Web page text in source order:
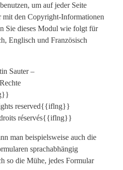
um auf jeder Seite
mit den Copyright-Informationen
Sie dieses Modul wie folgt für
Englisch und Französisch
Sauter –
reserved{{iflng}}
réservés{{iflng}}
man beispielsweise auch die
sprachabhängig
so die Mühe, jedes Formular